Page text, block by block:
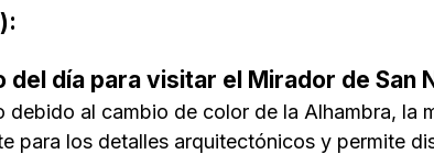
del día para visitar el Mirador de San
al cambio de color de la Alhambra, la
para los detalles arquitectónicos y permite